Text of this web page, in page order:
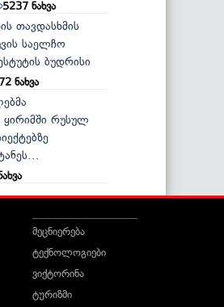
5237ნახვა
თავდასხმის
საელჩო
ბუდრისი
ნახვა
ყირიმში რუსულ
მეცნიერება
ტექნოლოგიები
ვიქტორინა
ტურიზმი